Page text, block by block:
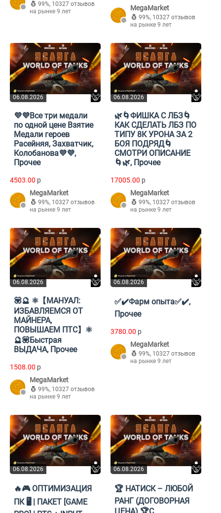
99%, 10327 отзывов
на рынке 9 лет
MegaMarket
99%, 10327 отзывов
на рынке 9 лет
06.08.2026
💜💜Все три медали
по одной цене Взятие
Медали героев
Расейняя, Захватчик,
Колобанова💜💜,
Прочее
4503.00 p
MegaMarket
99%, 10327 отзывов
на рынке 9 лет
06.08.2026
🌿🌀ФИШКА С ЛБЗ🌀
КАК СДЕЛАТЬ ЛБЗ ПО
ТИПУ 8К УРОНА ЗА 2
БОЯ ПОДРЯД🌀
СМОТРИ ОПИСАНИЕ
🌀🌿, Прочее
17005.00 p
MegaMarket
99%, 10327 отзывов
на рынке 9 лет
06.08.2026
💟🔮 ⚛️【МАНУАЛ:
ИЗБАВЛЯЕМСЯ ОТ
МАЙНЕРА,
ПОВЫШАЕМ ПТС】⚛️
🔮💟Быстрая
ВЫДАЧА, Прочее
1508.00 p
MegaMarket
99%, 10327 отзывов
на рынке 9 лет
06.08.2026
✅✔️Фарм опыта✅✔️,
Прочее
3780.00 p
MegaMarket
99%, 10327 отзывов
на рынке 9 лет
06.08.2026
🔥🎮 ОПТИМИЗАЦИЯ
ПК 🖥️ | ПАКЕТ [GAME
06.08.2026
🏆 НАТИСК – ЛЮБОЙ
РАНГ (ДОГОВОРНАЯ